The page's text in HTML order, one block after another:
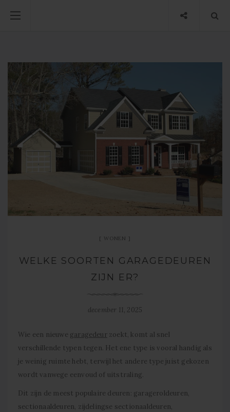
WONEN
WELKE SOORTEN GARAGEDEUREN
ZIJN ER?
december 11, 2025
Wie een nieuwe garagedeurzoekt, komt al snel
verschillende typen tegen. Het ene type is vooral handig als
je weinig ruimte hebt, terwijl het andere type juist gekozen
wordt vanwege eenvoud of uitstraling.
Dit zijn de meest populaire deuren: garageroldeuren,
sectionaaldeuren, zijdelingse sectionaaldeuren,